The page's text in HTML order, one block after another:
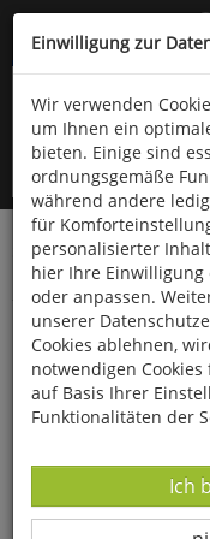
Kompletten Head
Startseite Bücher
Kindergarten,
161
Einwilligung zur
Wir verwenden
um Ihnen ein
bieten. Einige sind
ordnungsgemäße
während andere
für
personalisierter
hier Ihre
oder anpassen.
unserer
Cookies ablehnen,
notwendigen
auf Basis Ihrer
Funktionalitäten der
Ich